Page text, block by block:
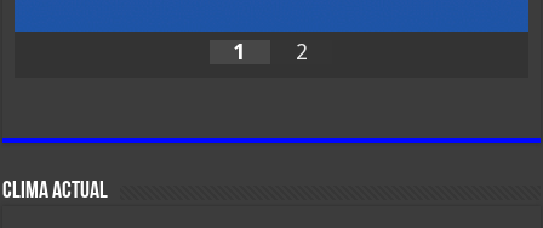
1 2
CLIMA ACTUAL